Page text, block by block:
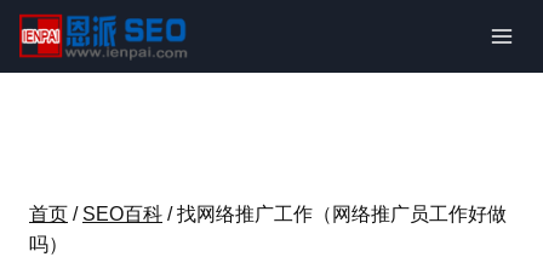
内
首页 / SEO百科 / 找网络推广工作（网络推广员工作好做
吗）